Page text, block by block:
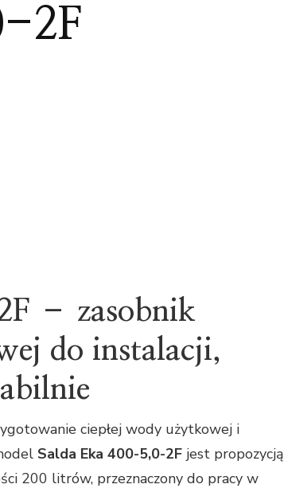
2F
– zasobnik
do instalacji,
ciepłej wody użytkowej i
Salda Eka 400-5,0-2F jest propozycją
200 litrów, przeznaczony do pracy w